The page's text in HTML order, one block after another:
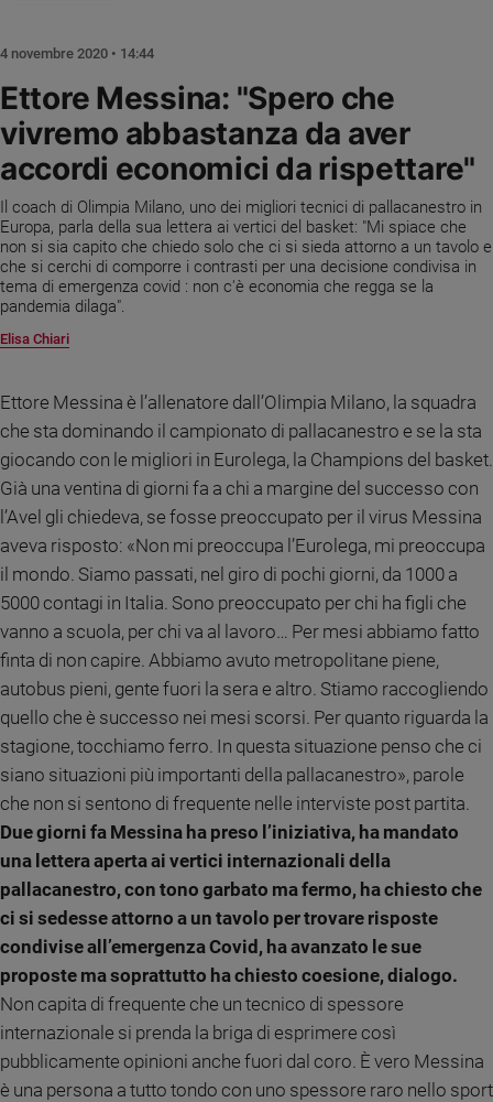
Fede
e
spiritualità
Santi
e
fede
Parola
del
giorno
Santo
Società
valori
Ambiente
Creato
Volontariato
Diritti
Aziende
di
valore
Caso
della
settimana
e
inclusione
Costume
Cultura
spettacoli
Sanremo
2026
Cinema,
Tv
Ettore Messina: "Spero che
vivremo abbastanza da aver
accordi economici da rispettare"
Il coach di Olimpia Milano, uno dei migliori tecnici di pallacanestro in
Europa, parla della sua lettera ai vertici del basket: "Mi spiace che
non si sia capito che chiedo solo che ci si sieda attorno a un tavolo e
che si cerchi di comporre i contrasti per una decisione condivisa in
tema di emergenza covid : non c'è economia che regga se la
pandemia dilaga".
Elisa Chiari
4 novembre 2020 • 14:44
Ettore Messina è l’allenatore dall’Olimpia Milano, la squadra
che sta dominando il campionato di pallacanestro e se la sta
giocando con le migliori in Eurolega, la Champions del basket.
Già una ventina di giorni fa a chi a margine del successo con
l’Avel gli chiedeva, se fosse preoccupato per il virus Messina
aveva risposto: «Non mi preoccupa l’Eurolega, mi preoccupa
il mondo. Siamo passati, nel giro di pochi giorni, da 1000 a
5000 contagi in Italia. Sono preoccupato per chi ha figli che
vanno a scuola, per chi va al lavoro… Per mesi abbiamo fatto
finta di non capire. Abbiamo avuto metropolitane piene,
autobus pieni, gente fuori la sera e altro. Stiamo raccogliendo
quello che è successo nei mesi scorsi. Per quanto riguarda la
stagione, tocchiamo ferro. In questa situazione penso che ci
siano situazioni più importanti della pallacanestro», parole
che non si sentono di frequente nelle interviste post partita.
Due giorni fa Messina ha preso l’iniziativa, ha mandato
una lettera aperta ai vertici internazionali della
pallacanestro, con tono garbato ma fermo, ha chiesto che
ci si sedesse attorno a un tavolo per trovare risposte
condivise all’emergenza Covid, ha avanzato le sue
proposte ma soprattutto ha chiesto coesione, dialogo.
Non capita di frequente che un tecnico di spessore
internazionale si prenda la briga di esprimere così
pubblicamente opinioni anche fuori dal coro. È vero Messina
è una persona a tutto tondo con uno spessore raro nello sport